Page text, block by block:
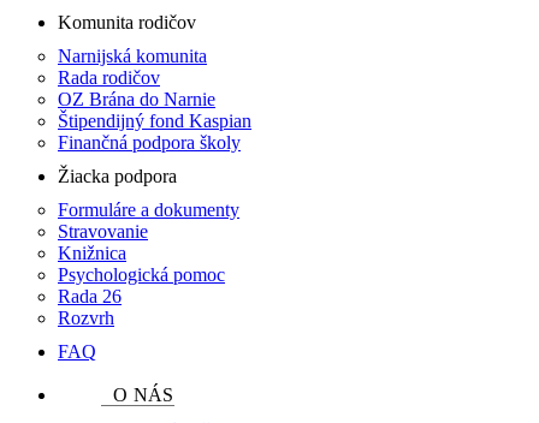
Komunita rodičov
Narnijská komunita
Rada rodičov
OZ Brána do Narnie
Štipendijný fond Kaspian
Finančná podpora školy
Žiacka podpora
Formuláre a dokumenty
Stravovanie
Knižnica
Psychologická pomoc
Rada 26
Rozvrh
FAQ
O NÁS